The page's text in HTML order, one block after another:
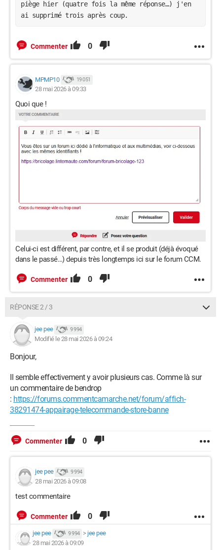
piège hier (quatre fois la même réponse…) j'en
ai supprimé trois après coup.
Commenter 0
MPMP10 19 051
28 mai 2026 à 09:33
Quoi que !
Celui-ci est différent, par contre, et il se produit (déjà évoqué
dans le passé…) depuis très longtemps ici sur le forum CCM.
Commenter 0
RÉPONSE 2 / 3
jee pee 9 994
Modifié le 28 mai 2026 à 09:24
Bonjour,
Il semble effectivement y avoir plusieurs cas. Comme là sur
un commentaire de bendrop
: https://forums.commentcamarche.net/forum/affich-
38291474-appairage-telecommande-store-banne
Commenter 0
jee pee 9 994
28 mai 2026 à 09:08
test commentaire
Commenter 0
jee pee 9 994 > jee pee
28 mai 2026 à 09:09